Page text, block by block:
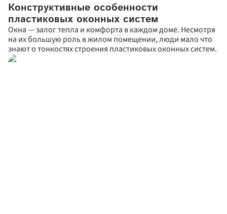
Конструктивные особенности
пластиковых оконных систем
Окна — залог тепла и комфорта в каждом доме. Несмотря
на их большую роль в жилом помещении, люди мало что
знают о тонкостях строения пластиковых оконных систем.